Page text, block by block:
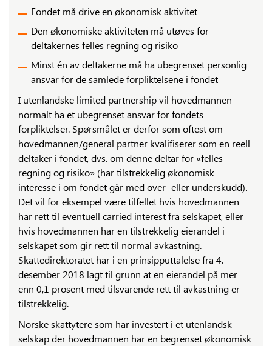
Fondet må drive en økonomisk aktivitet
Den økonomiske aktiviteten må utøves for
deltakernes felles regning og risiko
Minst én av deltakerne må ha ubegrenset personlig
ansvar for de samlede forpliktelsene i fondet
I utenlandske limited partnership vil hovedmannen
normalt ha et ubegrenset ansvar for fondets
forpliktelser. Spørsmålet er derfor som oftest om
hovedmannen/general partner kvalifiserer som en reell
deltaker i fondet, dvs. om denne deltar for «felles
regning og risiko» (har tilstrekkelig økonomisk
interesse i om fondet går med over- eller underskudd).
Det vil for eksempel være tilfellet hvis hovedmannen
har rett til eventuell carried interest fra selskapet, eller
hvis hovedmannen har en tilstrekkelig eierandel i
selskapet som gir rett til normal avkastning.
Skattedirektoratet har i en prinsipputtalelse fra 4.
desember 2018 lagt til grunn at en eierandel på mer
enn 0,1 prosent med tilsvarende rett til avkastning er
tilstrekkelig.
Norske skattytere som har investert i et utenlandsk
selskap der hovedmannen har en begrenset økonomisk